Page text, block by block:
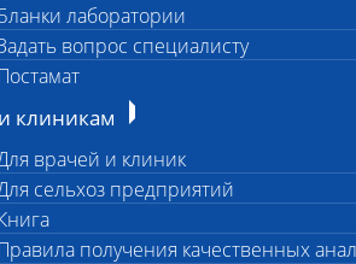
лаборатории
вопрос специалисту
клиникам
врачей и клиник
сельхоз предприятий
получения качественных
на стекло
органы в герметичном пакете
контейнере
лаваж в контейнере или шприце (5-